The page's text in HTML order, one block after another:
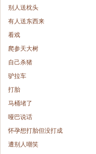
别人送枕头
有人送东西来
看戏
爬参天大树
自己杀猪
驴拉车
打胎
马桶堵了
哑巴说话
怀孕想打胎但没打成
遭别人嘲笑